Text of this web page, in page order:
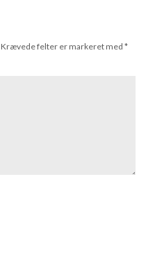
Krævede felter er markeret med *